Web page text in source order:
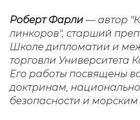
Роберт Фарли — автор
линкоров", старший
Школе дипломатии и
торговли Университета
Его работы посвящены
доктринам,
безопасности и